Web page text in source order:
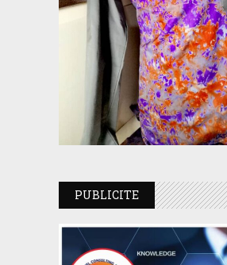
PUBLICITE